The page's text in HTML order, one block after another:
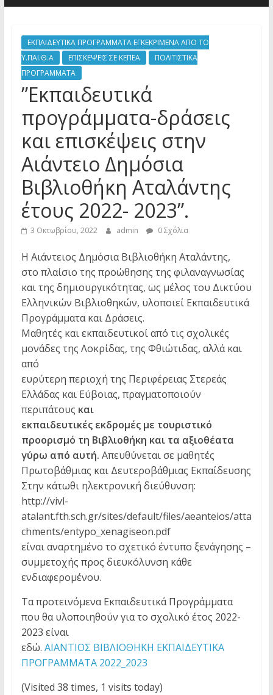
ΕΚΠΑΙΔΕΥΤΙΚΑ ΠΡΟΓΡΑΜΜΑΤΑ ΕΓΚΕΚΡΙΜΕΝΑ ΑΠΟ ΤΟ
Υ.ΠΑΙ.Θ.Α
ΕΠΙΣΚΕΨΕΙΣ ΣΕ ΚΕΠΕΑ
ΠΟΛΙΤΙΣΤΙΚΑ
ΠΡΟΓΡΑΜΜΑΤΑ
”Εκπαιδευτικά
προγράμματα-δράσεις
και επισκέψεις στην
Αιάντειο Δημόσια
Βιβλιοθήκη Αταλάντης
έτους 2022- 2023”.
3 Οκτωβρίου, 2022 admin 0 Σχόλια
Η Αιάντειος Δημόσια Βιβλιοθήκη Αταλάντης,
στο πλαίσιο της προώθησης της φιλαναγνωσίας
και της δημιουργικότητας, ως μέλος του Δικτύου
Ελληνικών Βιβλιοθηκών, υλοποιεί Εκπαιδευτικά
Προγράμματα και Δράσεις.
Μαθητές και εκπαιδευτικοί από τις σχολικές
μονάδες της Λοκρίδας, της Φθιώτιδας, αλλά και
από
ευρύτερη περιοχή της Περιφέρειας Στερεάς
Ελλάδας και Εύβοιας, πραγματοποιούν
περιπάτους και
εκπαιδευτικές εκδρομές με τουριστικό
προορισμό τη Βιβλιοθήκη και τα αξιοθέατα
γύρω από αυτή. Απευθύνεται σε μαθητές
Πρωτοβάθμιας και Δευτεροβάθμιας Εκπαίδευσης
Στην κάτωθι ηλεκτρονική διεύθυνση:
http://vivl-
atalant.fth.sch.gr/sites/default/files/aeanteios/atta
chments/entypo_xenagiseon.pdf
είναι αναρτημένο το σχετικό έντυπο ξενάγησης –
συμμετοχής προς διευκόλυνση κάθε
ενδιαφερομένου.
Τα προτεινόμενα Εκπαιδευτικά Προγράμματα
που θα υλοποιηθούν για το σχολικό έτος 2022-
2023 είναι
εδώ. ΑΙΑΝΤΙΟΣ ΒΙΒΛΙΟΘΗΚΗ ΕΚΠΑΙΔΕΥΤΙΚΑ
ΠΡΟΓΡΑΜΜΑΤΑ 2022_2023
(Visited 38 times, 1 visits today)